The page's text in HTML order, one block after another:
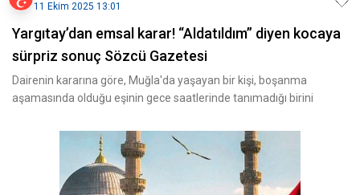
11 Ekim 2025 13:01
Yargıtay’dan emsal karar! “Aldatıldım” diyen kocaya
sürpriz sonuç Sözcü Gazetesi
Dairenin kararına göre, Muğla'da yaşayan bir kişi, boşanma
aşamasında olduğu eşinin gece saatlerinde tanımadığı birini